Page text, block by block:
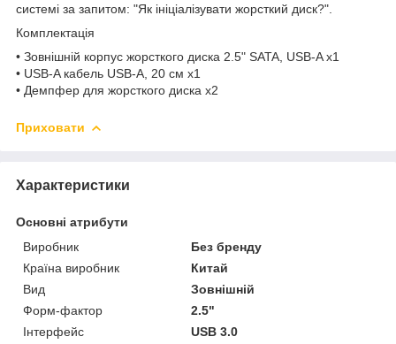
системі за запитом: "Як ініціалізувати жорсткий диск?".
Комплектація
• Зовнішній корпус жорсткого диска 2.5" SATA, USB-A x1
• USB-A кабель USB-A, 20 см x1
• Демпфер для жорсткого диска x2
Приховати
Характеристики
Основні атрибути
Виробник
Без бренду
Країна виробник
Китай
Вид
Зовнішній
Форм-фактор
2.5"
Інтерфейс
USB 3.0